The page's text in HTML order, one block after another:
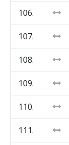
106.
107.
108.
109.
110.
111.